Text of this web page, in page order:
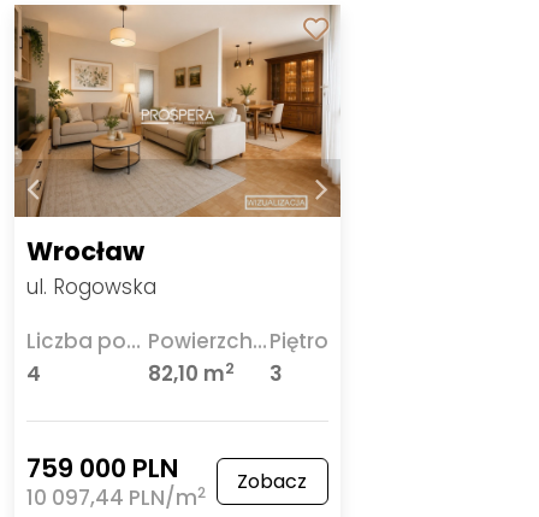
Wrocław
ul. Rogowska
Liczba pokoi
4
Powierzchnia
82,10 m2
Piętro
3
759 000 PLN
10 097,44 PLN/m2 Zobacz